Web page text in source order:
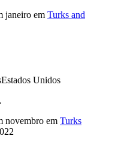
janeiro em Turks and
Estados Unidos
novembro em Turks